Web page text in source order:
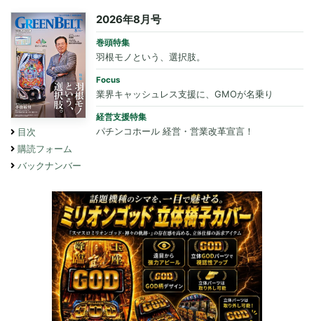
目次
購読フォーム
バックナンバー
2026年8月号
巻頭特集
羽根モノという、選択肢。
Focus
業界キャッシュレス支援に、GMOが名乗り
経営支援特集
パチンコホール 経営・営業改革宣言！